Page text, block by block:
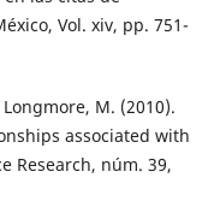
Vol. xiv, pp. 751-
M. (2010).
associated with
Research, núm. 39,